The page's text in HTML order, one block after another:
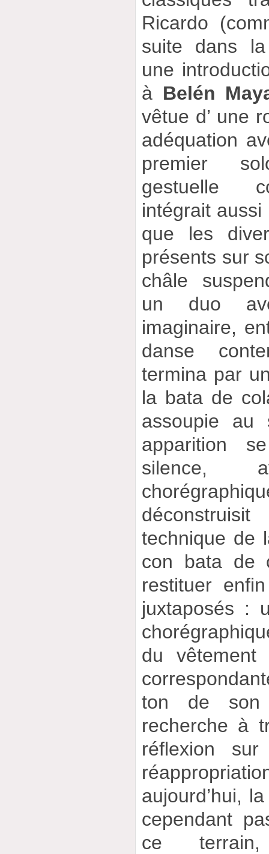
Ricardo
suite dans
une
à Belén
vêtue d’ une
adéquation
premier
gestuelle
intégrait
que les
présents sur
châle
un duo
imaginaire,
danse
termina par
la bata de
assoupie au
apparition
silence,
technique de
con bata de
restituer
juxtaposés :
du
ton de son
recherche à
réflexion
aujourd’hui,
cependant
ce